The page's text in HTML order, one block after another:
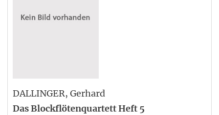
DALLINGER, Gerhard
Das Blockflötenquartett Heft 5